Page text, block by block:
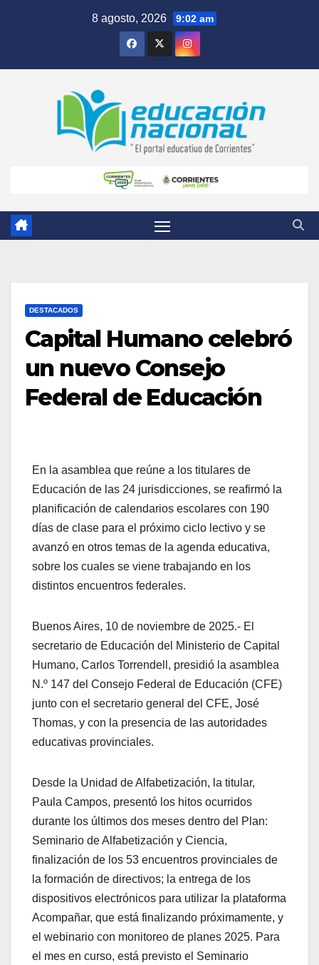
8 agosto, 2026 9:02 am
DESTACADOS
Capital Humano celebró
un nuevo Consejo
Federal de Educación
En la asamblea que reúne a los titulares de
Educación de las 24 jurisdicciones, se reafirmó la
planificación de calendarios escolares con 190
días de clase para el próximo ciclo lectivo y se
avanzó en otros temas de la agenda educativa,
sobre los cuales se viene trabajando en los
distintos encuentros federales.
Buenos Aires, 10 de noviembre de 2025.- El
secretario de Educación del Ministerio de Capital
Humano, Carlos Torrendell, presidió la asamblea
N.º 147 del Consejo Federal de Educación (CFE)
junto con el secretario general del CFE, José
Thomas, y con la presencia de las autoridades
educativas provinciales.
Desde la Unidad de Alfabetización, la titular,
Paula Campos, presentó los hitos ocurridos
durante los últimos dos meses dentro del Plan:
Seminario de Alfabetización y Ciencia,
finalización de los 53 encuentros provinciales de
la formación de directivos; la entrega de los
dispositivos electrónicos para utilizar la plataforma
Acompañar, que está finalizando próximamente, y
el webinario con monitoreo de planes 2025. Para
el mes en curso, está previsto el Seminario